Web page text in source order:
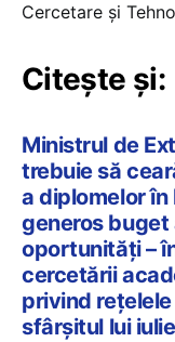
Cercetare și
Citește și:
Ministrul de
trebuie să
a diplomelor în
generos
oportunități –
cercetării
privind
sfârșitul lui iulie